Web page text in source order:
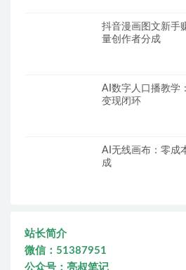
抖音漫画图文新手
量创作者分成
AI数字人口播教学
变现闭环
AI无线画布：零成
成
站长简介
微信：51387951
公众号：亮叔笔记